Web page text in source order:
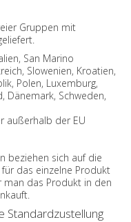
Gruppen mit
San Marino
Slowenien, Kroatien,
Polen, Luxemburg,
Dänemark, Schweden,
außerhalb der EU
beziehen sich auf die
das einzelne Produkt
man das Produkt in den
Standardzustellung